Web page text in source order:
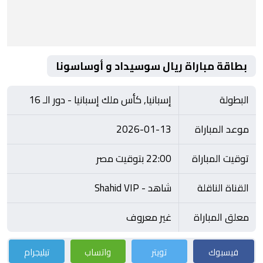
بطاقة مباراة ريال سوسيداد و أوساسونا
البطولة
إسبانيا, كأس ملك إسبانيا - دور الـ 16
موعد المباراة
2026-01-13
توقيت المباراة
22:00 بتوقيت مصر
القناة الناقلة
شاهد - Shahid VIP
معلق المباراة
غير معروف
فيسبوك تويتر واتساب تيليجرام